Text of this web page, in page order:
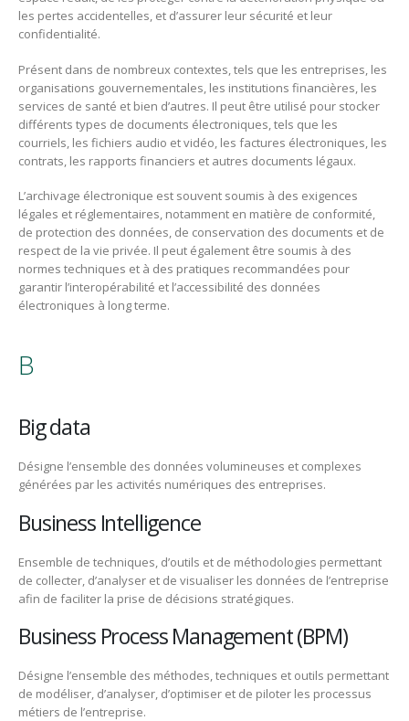
les pertes accidentelles, et d’assurer leur sécurité et leur
confidentialité.
Présent dans de nombreux contextes, tels que les entreprises, les
organisations gouvernementales, les institutions financières, les
services de santé et bien d’autres. Il peut être utilisé pour stocker
différents types de documents électroniques, tels que les
courriels, les fichiers audio et vidéo, les factures électroniques, les
contrats, les rapports financiers et autres documents légaux.
L’archivage électronique est souvent soumis à des exigences
légales et réglementaires, notamment en matière de conformité,
de protection des données, de conservation des documents et de
respect de la vie privée. Il peut également être soumis à des
normes techniques et à des pratiques recommandées pour
garantir l’interopérabilité et l’accessibilité des données
électroniques à long terme.
B
Big data
Désigne l’ensemble des données volumineuses et complexes
générées par les activités numériques des entreprises.
Business Intelligence
Ensemble de techniques, d’outils et de méthodologies permettant
de collecter, d’analyser et de visualiser les données de l’entreprise
afin de faciliter la prise de décisions stratégiques.
Business Process Management (BPM)
Désigne l’ensemble des méthodes, techniques et outils permettant
de modéliser, d’analyser, d’optimiser et de piloter les processus
métiers de l’entreprise.